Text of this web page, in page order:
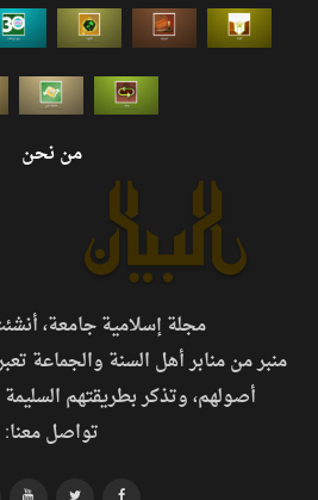
من نحن
مجلة إسلامية جامعة، أنشئت عام
منبر من منابر أهل السنة والجماعة
أصولهم، وتذكر بطريقتهم
تواصل معنا: